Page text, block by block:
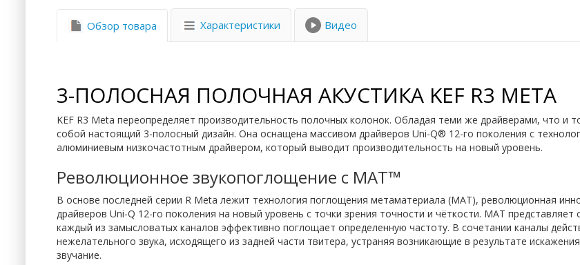
Обзор товара Характеристики Видео
3-ПОЛОСНАЯ ПОЛОЧНАЯ АКУСТИКА KEF R3 META
KEF R3 Meta переопределяет производительность полочных колонок. Обладая теми же драйверами, что и
собой настоящий 3-полосный дизайн. Она оснащена массивом драйверов Uni-Q® 12-го поколения с
алюминиевым низкочастотным драйвером, который выводит производительность на новый уровень.
Революционное звукопоглощение с MAT™
В основе последней серии R Meta лежит технология поглощения метаматериала (MAT), революционная
драйверов Uni-Q 12-го поколения на новый уровень с точки зрения точности и чёткости. МАТ
каждый из замысловатых каналов эффективно поглощает определенную частоту. В сочетании каналы
нежелательного звука, исходящего из задней части твитера, устраняя возникающие в результате
звучание.